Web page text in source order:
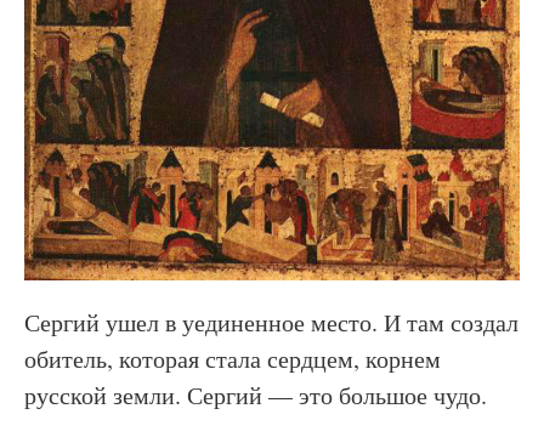
Сергий ушел в уединенное место. И там создал
обитель, которая стала сердцем, корнем
русской земли. Сергий — это большое чудо.